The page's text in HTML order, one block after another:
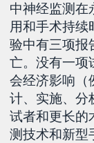
中神经监测在
用和手术持
验中有三项报
亡。没有一项
会经济影响（
计、实施、分
试者和更长的
测技术和新型